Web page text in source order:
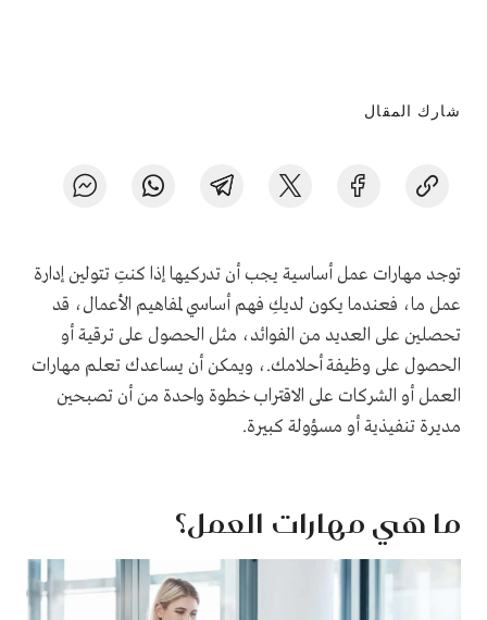
شارك المقال
توجد مهارات عمل أساسية يجب أن تدركيها إذا كنتِ تتولين إدارة
عمل ما، فعندما يكون لديكِ فهم أساسي لمفاهيم الأعمال، قد
تحصلين على العديد من الفوائد، مثل الحصول على ترقية أو
الحصول على وظيفة أحلامك.، ويمكن أن يساعدك تعلم مهارات
العمل أو الشركات على الاقتراب خطوة واحدة من أن تصبحين
مديرة تنفيذية أو مسؤولة كبيرة.
ما هي مهارات العمل؟